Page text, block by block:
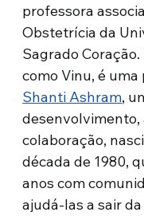
professora
Obstetrícia da
Sagrado
como Vinu, é
Shanti Ashram,
colaboração,
década de 1980,
anos com
ajudá-las a sair